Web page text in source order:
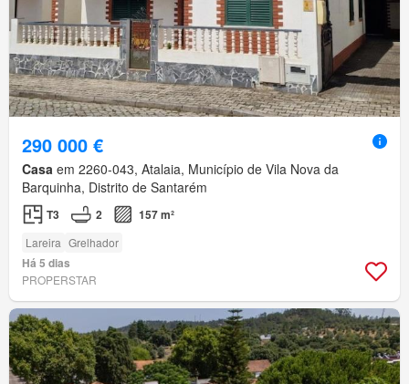
290 000 €
Casa em 2260-043, Atalaia, Município de Vila Nova da
Barquinha, Distrito de Santarém
T3 2 157 m²
Lareira Grelhador
Há 5 dias
PROPERSTAR